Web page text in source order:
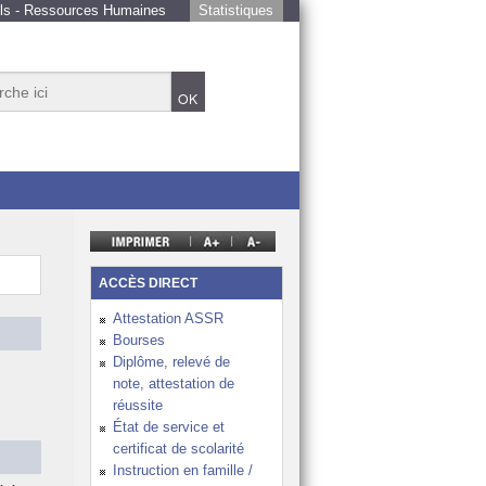
- Ressources Humaines Statistiques
éducatif de la NC
de tous les élèves
l’École calédonienne
de travail favorable, des élèves épanouis
sur la région Océanie et le monde
ACCÈS DIRECT
Attestation ASSR
Bourses
Diplôme, relevé de
note, attestation de
réussite
État de service et
certificat de scolarité
Instruction en famille /